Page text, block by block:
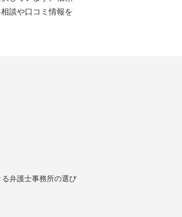
談や口コミ情報を
弁護士事務所の選び